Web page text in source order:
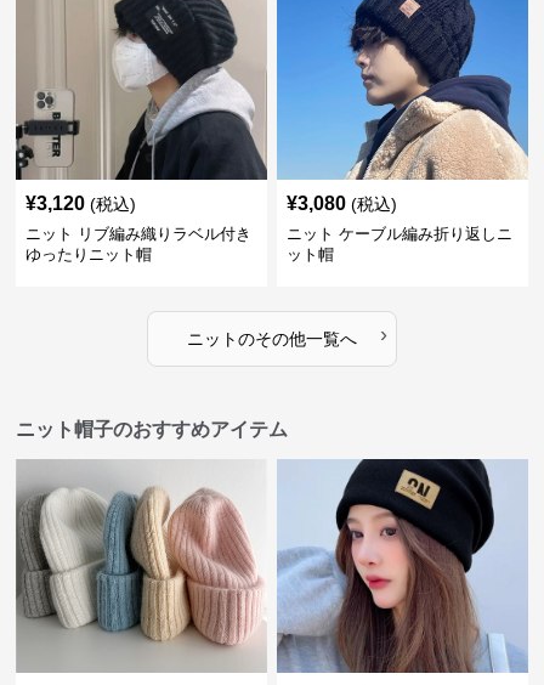
¥3,120 (税込)
ニット リブ編み織りラベル付き
ゆったりニット帽
¥3,080 (税込)
ニット ケーブル編み折り返しニ
ット帽
ニットのその他一覧へ ›
ニット帽子のおすすめアイテム